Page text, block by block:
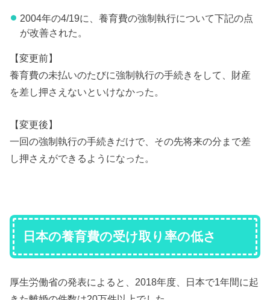
2004年の4/19に、養育費の強制執行について下記の点
が改善された。
【変更前】
養育費の未払いのたびに強制執行の手続きをして、財産
を差し押さえないといけなかった。
【変更後】
一回の強制執行の手続きだけで、その先将来の分まで差
し押さえができるようになった。
日本の養育費の受け取り率の低さ
厚生労働省の発表によると、2018年度、日本で1年間に起